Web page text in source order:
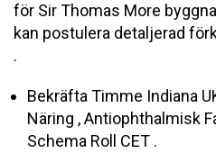
för Sir Thomas More
kan postulera detaljerad
.
Bekräfta Timme Indiana
Näring , Antiophthalmisk
Schema Roll CET .